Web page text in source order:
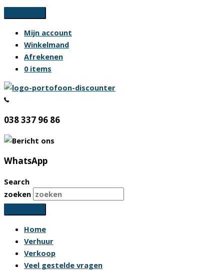
Ga
naar
inhoud
Mijn account
Winkelmand
Afrekenen
0 items
038 337 96 86
WhatsApp
Search
zoeken
Home
Verhuur
Verkoop
Veel gestelde vragen